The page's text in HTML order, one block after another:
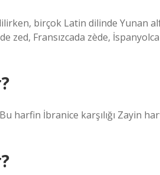
birçok Latin dilinde Yunan
zed, Fransızcada zède,